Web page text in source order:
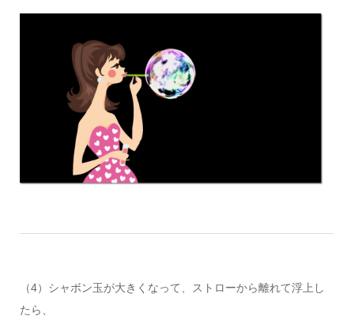
（4）シャボン玉が大きくなって、ストローから離れて浮上し
たら、